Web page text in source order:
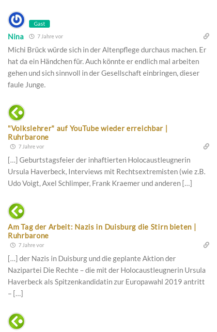
Gast
Nina 7 Jahre vor
Michi Brück würde sich in der Altenpflege durchaus machen. Er
hat da ein Händchen für. Auch könnte er endlich mal arbeiten
gehen und sich sinnvoll in der Gesellschaft einbringen, dieser
faule Junge.
"Volkslehrer" auf YouTube wieder erreichbar |
Ruhrbarone
7 Jahre vor
[…] Geburtstagsfeier der inhaftierten Holocaustleugnerin
Ursula Haverbeck, Interviews mit Rechtsextremisten (wie z.B.
Udo Voigt, Axel Schlimper, Frank Kraemer und anderen […]
Am Tag der Arbeit: Nazis in Duisburg die Stirn bieten |
Ruhrbarone
7 Jahre vor
[…] der Nazis in Duisburg und die geplante Aktion der
Nazipartei Die Rechte – die mit der Holocaustleugnerin Ursula
Haverbeck als Spitzenkandidatin zur Europawahl 2019 antritt
– […]